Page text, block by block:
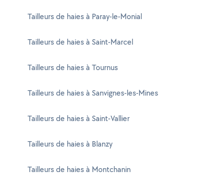
Tailleurs de haies à Paray-le-Monial
Tailleurs de haies à Saint-Marcel
Tailleurs de haies à Tournus
Tailleurs de haies à Sanvignes-les-Mines
Tailleurs de haies à Saint-Vallier
Tailleurs de haies à Blanzy
Tailleurs de haies à Montchanin